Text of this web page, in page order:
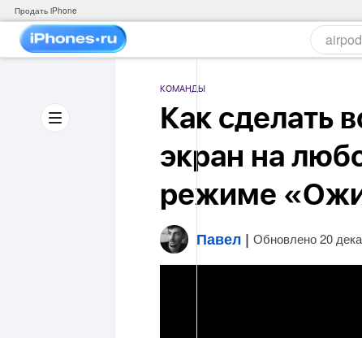
Продать iPhone
КОМАНДЫ
Как сделать
экран на
режиме
Павел | Обновлено 20